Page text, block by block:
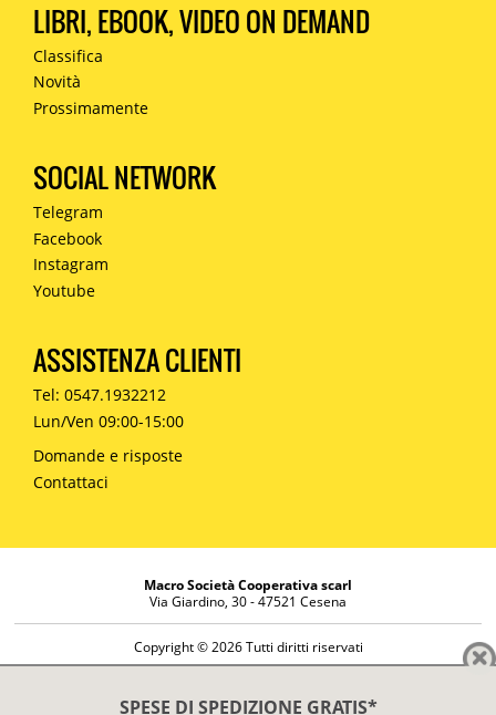
SPESE DI SPEDIZIONE GRATIS*
LIBRI, EBOOK, VIDEO ON DEMAND
Classifica
Novità
Prossimamente
SOCIAL NETWORK
Telegram
Facebook
Instagram
Youtube
ASSISTENZA CLIENTI
Tel: 0547.1932212
Lun/Ven 09:00-15:00
Domande e risposte
Contattaci
Macro Società Cooperativa scarl
Via Giardino, 30 - 47521 Cesena
Copyright © 2026 Tutti diritti riservati
Diritto di reso